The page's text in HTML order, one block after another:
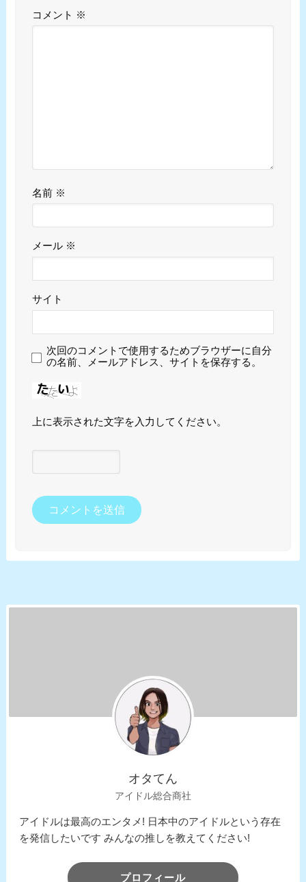
コメント ※
名前 ※
メール ※
サイト
次回のコメントで使用するためブラウザーに自分
の名前、メールアドレス、サイトを保存する。
上に表示された文字を入力してください。
オタてん
アイドル総合商社
アイドルは最高のエンタメ! 日本中のアイドルという存在
を発信したいです みんなの推しを教えてください!
プロフィール